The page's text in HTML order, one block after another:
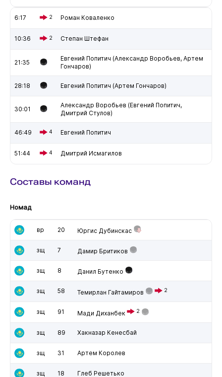
6:17 2 Роман Коваленко
10:36 2 Степан Штефан
21:35
Евгений Попитич (Александр Воробьев, Артем
Гончаров)
28:18 Евгений Попитич (Артем Гончаров)
30:01
Александр Воробьев (Евгений Попитич,
Дмитрий Стулов)
46:49 4 Евгений Попитич
51:44 4 Дмитрий Исмагилов
Составы команд
Номад
вр 20 Юргис Дубинскас
зщ 7 Дамир Бритиков
зщ 8 Данил Бутенко
зщ 58 Темирлан Гайтамиров 2
зщ 91 Мади Диханбек 2
зщ 89 Хакназар Кенесбай
зщ 31 Артем Королев
зщ 18 Глеб Решетько